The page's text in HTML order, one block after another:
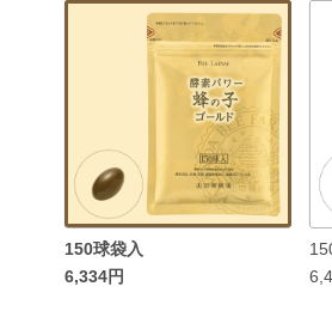
150球袋入
6,334円